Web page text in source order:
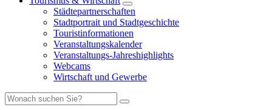
Städtepartnerschaften
Stadtportrait und Stadtgeschichte
Touristinformationen
Veranstaltungskalender
Veranstaltungs-Jahreshighlights
Webcams
Wirtschaft und Gewerbe